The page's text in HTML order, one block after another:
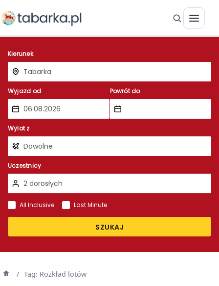
Kierunek
Wyjazd od Powrót do
Wylot z
Uczestnicy
SZUKAJ
All Inclusive Last Minute
Strona
/ Tag: Rozkład lotów